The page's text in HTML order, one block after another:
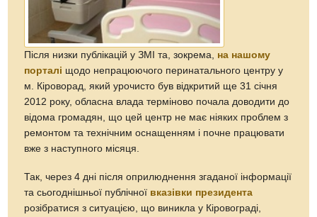
Після низки публікацій у ЗМІ та, зокрема, на нашому
порталі щодо непрацюючого перинатального центру у
м. Кіроворад, який урочисто був відкритий ще 31 січня
2012 року, обласна влада терміново почала доводити до
відома громадян, що цей центр не має ніяких проблем з
ремонтом та технічним оснащенням і почне працювати
вже з наступного місяця.
Так, через 4 дні після оприлюднення згаданої інформації
та сьогоднішньої публічної вказівки президента
розібратися з ситуацією, що виникла у Кіровограді,